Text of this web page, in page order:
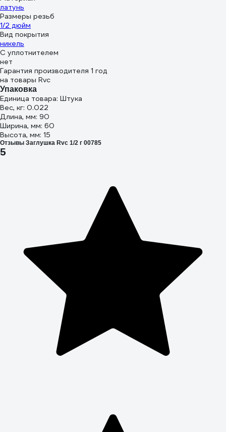
латунь
Размеры резьб
1/2 дюйм
Вид покрытия
никель
С уплотнителем
нет
Гарантия производителя 1 год
на товары Rvc
Упаковка
Единица товара: Штука
Вес, кг: 0.022
Длина, мм: 90
Ширина, мм: 60
Высота, мм: 15
Отзывы Заглушка Rvc 1/2 г 00785
5